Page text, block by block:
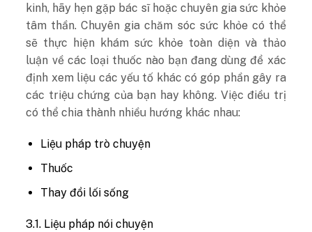
kinh, hãy hẹn gặp bác sĩ hoặc chuyên gia sức khỏe
tâm thần. Chuyên gia chăm sóc sức khỏe có thể
sẽ thực hiện khám sức khỏe toàn diện và thảo
luận về các loại thuốc nào bạn đang dùng để xác
định xem liệu các yếu tố khác có góp phần gây ra
các triệu chứng của bạn hay không. Việc điều trị
có thể chia thành nhiều hướng khác nhau:
Liệu pháp trò chuyện
Thuốc
Thay đổi lối sống
3.1. Liệu pháp nói chuyện